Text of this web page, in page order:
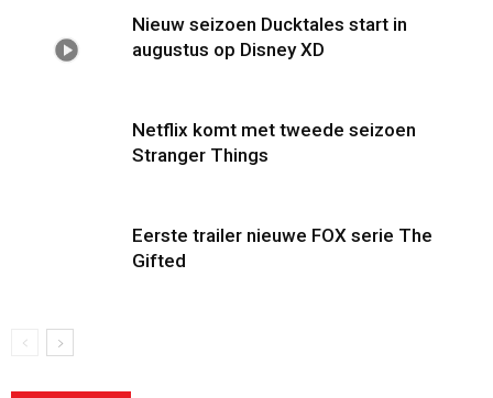
Nieuw seizoen Ducktales start in
augustus op Disney XD
Netflix komt met tweede seizoen
Stranger Things
Eerste trailer nieuwe FOX serie The
Gifted